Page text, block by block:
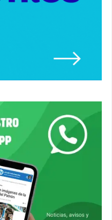
a otro en el recinto
#alcaladeguadaira #ferias
casetas 2026.
#ferias